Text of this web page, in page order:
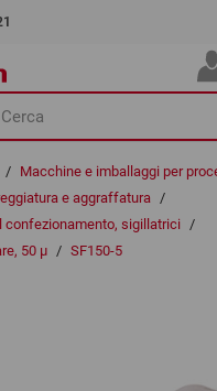
/ Macchine e imballaggi per
e aggraffatura /
confezionamento, sigillatrici /
50 µ / SF150-5